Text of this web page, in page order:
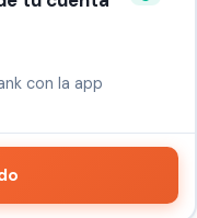
con la app